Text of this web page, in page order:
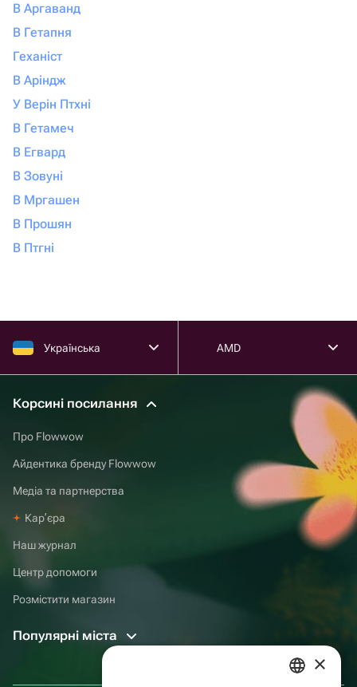
В Аргаванд
В Гетапня
Геханіст
В Аріндж
У Верін Птхні
В Гетамеч
В Егвард
В Зовуні
В Мргашен
В Прошян
В Птгні
Українська AMD
Корсині посилання
Про Flowwow
Айдентика бренду Flowwow
Медіа та партнерства
Карʼєра
Наш журнал
Центр допомоги
Розмістити магазин
Популярні міста
×